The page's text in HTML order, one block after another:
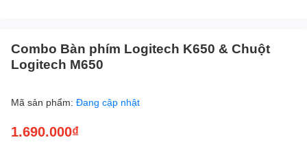
Combo Bàn phím Logitech K650 & Chuột
Logitech M650
Mã sản phẩm: Đang cập nhật
1.690.000₫